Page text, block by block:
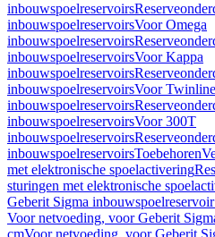
inbouwspoelreservoirs
inbouwspoelreservoirsVoor Omega
inbouwspoelreservoirs
inbouwspoelreservoirsVoor Kappa
inbouwspoelreservoirs
inbouwspoelreservoirsVoor Twinline
inbouwspoelreservoirs
inbouwspoelreservoirsVoor 300T
inbouwspoelreservoirs
inbouwspoelreservoirsToebehoren
met elektronische spoelactivering
sturingen met elektronische
Geberit Sigma
Voor netvoeding, voor Geberit
cmVoor netvoeding, voor Geberit